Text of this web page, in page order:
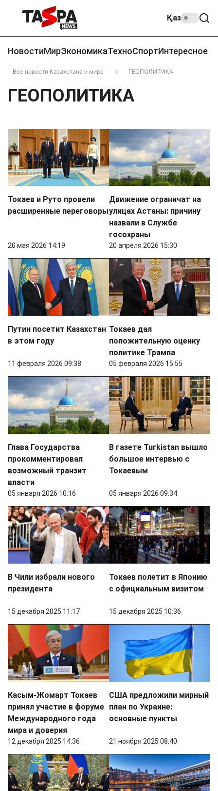
Қаз
НовостиМирЭкономикаТехноСпортИнтересное
Все новости Казахстана и мира ГЕОПОЛИТИКА
ГЕОПОЛИТИКА
Токаев и Руто провели
расширенные переговоры
20 мая 2026 14:19
Движение ограничат на
улицах Астаны: причину
назвали в Службе
госохраны
20 апреля 2026 15:30
Путин посетит Казахстан
в этом году
11 февраля 2026 09:38
Токаев дал
положительную оценку
политике Трампа
05 февраля 2026 15:55
Глава Государства
прокомментировал
возможный транзит
власти
05 января 2026 10:16
В газете Turkistan вышло
большое интервью с
Токаевым
05 января 2026 09:34
В Чили избрали нового
президента
15 декабря 2025 11:17
Токаев полетит в Японию
с официальным визитом
15 декабря 2025 10:36
Касым-Жомарт Токаев
принял участие в форуме
Международного года
мира и доверия
12 декабря 2025 14:36
США предложили мирный
план по Украине:
основные пункты
21 ноября 2025 08:40